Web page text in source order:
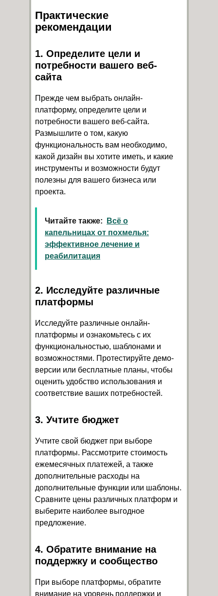
Практические
рекомендации
1. Определите цели и
потребности вашего веб-
сайта
Прежде чем выбрать онлайн-
платформу, определите цели и
потребности вашего веб-сайта.
Размышлите о том, какую
функциональность вам необходимо,
какой дизайн вы хотите иметь, и какие
инструменты и возможности будут
полезны для вашего бизнеса или
проекта.
Читайте также:
Всё о
капельницах от похмелья:
эффективное лечение и
реабилитация
2. Исследуйте различные
платформы
Исследуйте различные онлайн-
платформы и ознакомьтесь с их
функциональностью, шаблонами и
возможностями. Протестируйте демо-
версии или бесплатные планы, чтобы
оценить удобство использования и
соответствие ваших потребностей.
3. Учтите бюджет
Учтите свой бюджет при выборе
платформы. Рассмотрите стоимость
ежемесячных платежей, а также
дополнительные расходы на
дополнительные функции или шаблоны.
Сравните цены различных платформ и
выберите наиболее выгодное
предложение.
4. Обратите внимание на
поддержку и сообщество
При выборе платформы, обратите
внимание на уровень поддержки и